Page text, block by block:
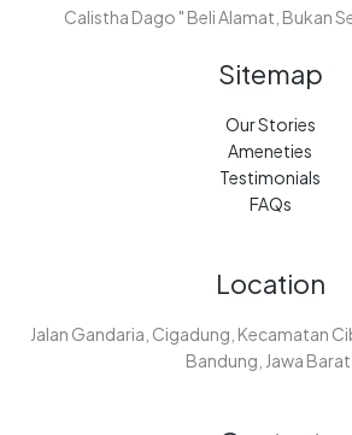
Calistha Dago " Beli Alamat, Bukan
Sitemap
Our Stories
Ameneties
Testimonials
FAQs
Location
Jalan Gandaria, Cigadung, Kecamatan
Bandung, Jawa Barat.